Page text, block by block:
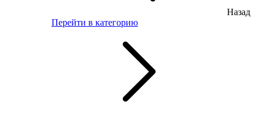
Назад
Перейти в категорию